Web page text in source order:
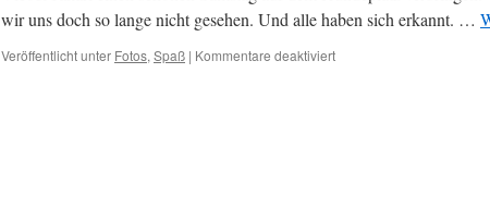
wir uns doch so lange nicht gesehen. Und alle haben sich erkannt. …
Veröffentlicht unter Fotos, Spaß | Kommentare deaktiviertfür